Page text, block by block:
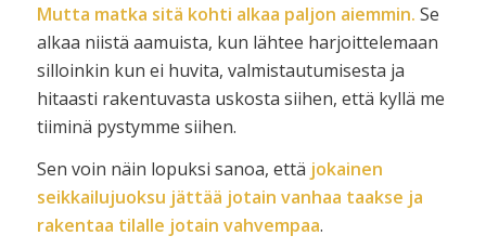
Mutta matka sitä kohti alkaa paljon aiemmin. Se
alkaa niistä aamuista, kun lähtee harjoittelemaan
silloinkin kun ei huvita, valmistautumisesta ja
hitaasti rakentuvasta uskosta siihen, että kyllä me
tiiminä pystymme siihen.
Sen voin näin lopuksi sanoa, että jokainen
seikkailujuoksu jättää jotain vanhaa taakse ja
rakentaa tilalle jotain vahvempaa.